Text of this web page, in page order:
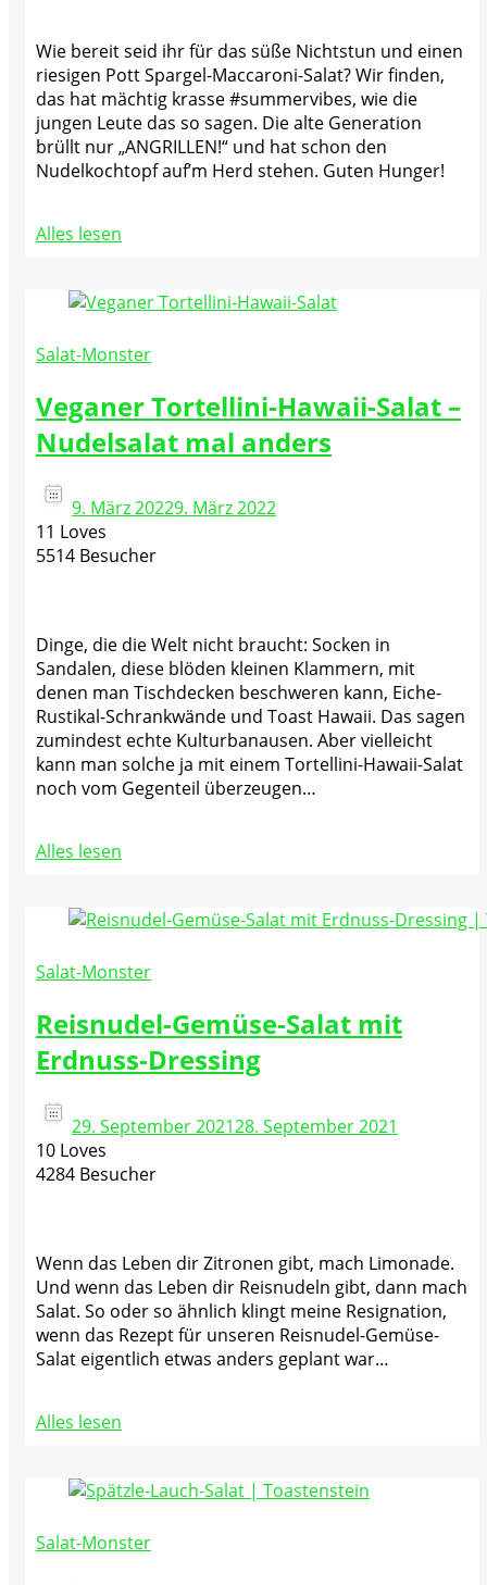
Wie bereit seid ihr für das süße Nichtstun und einen
riesigen Pott Spargel-Maccaroni-Salat? Wir finden,
das hat mächtig krasse #summervibes, wie die
jungen Leute das so sagen. Die alte Generation
brüllt nur „ANGRILLEN!“ und hat schon den
Nudelkochtopf auf’m Herd stehen. Guten Hunger!
Alles lesen
Salat-Monster
Veganer Tortellini-Hawaii-Salat –
Nudelsalat mal anders
9. März 20229. März 2022
11 Loves
5514 Besucher
Dinge, die die Welt nicht braucht: Socken in
Sandalen, diese blöden kleinen Klammern, mit
denen man Tischdecken beschweren kann, Eiche-
Rustikal-Schrankwände und Toast Hawaii. Das sagen
zumindest echte Kulturbanausen. Aber vielleicht
kann man solche ja mit einem Tortellini-Hawaii-Salat
noch vom Gegenteil überzeugen…
Alles lesen
Salat-Monster
Reisnudel-Gemüse-Salat mit
Erdnuss-Dressing
29. September 202128. September 2021
10 Loves
4284 Besucher
Wenn das Leben dir Zitronen gibt, mach Limonade.
Und wenn das Leben dir Reisnudeln gibt, dann mach
Salat. So oder so ähnlich klingt meine Resignation,
wenn das Rezept für unseren Reisnudel-Gemüse-
Salat eigentlich etwas anders geplant war…
Alles lesen
Salat-Monster